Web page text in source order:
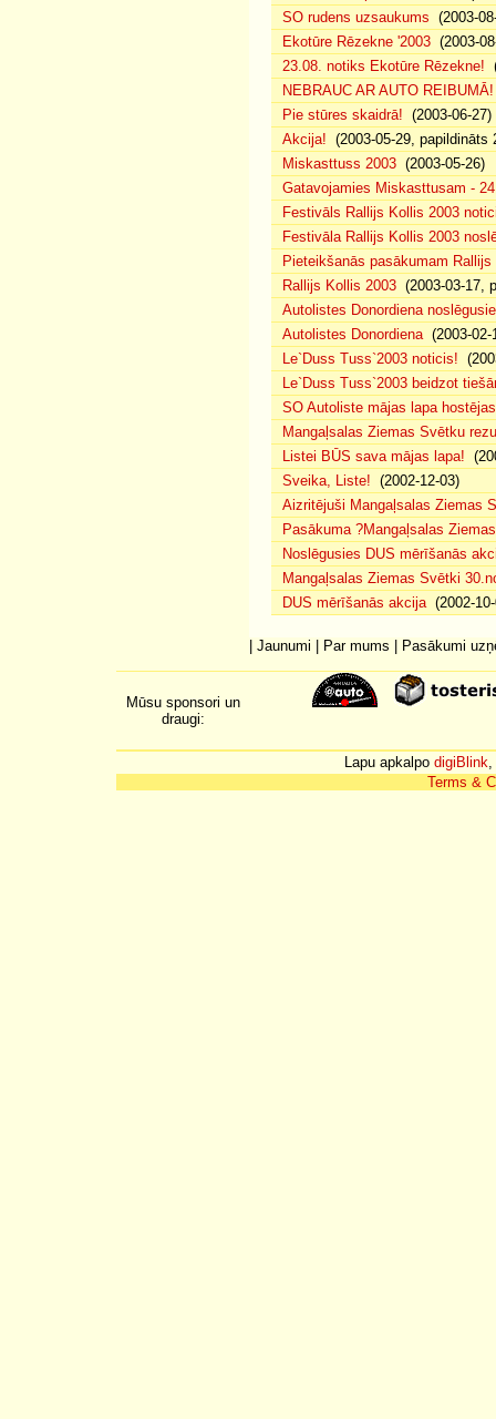
SO rudens uzsaukums (2003-
Ekotūre Rēzekne '2003 (2003-
23.08. notiks Ekotūre Rēzekne!
NEBRAUC AR AUTO REIBUMĀ!
Pie stūres skaidrā! (2003-06-27)
Akcija! (2003-05-29, papildināts
Miskasttuss 2003 (2003-05-26)
Gatavojamies Miskasttusam -
Festivāls Rallijs Kollis 2003
Festivāla Rallijs Kollis 2003
Pieteikšanās pasākumam
Rallijs Kollis 2003 (2003-03-17,
Autolistes Donordiena
Autolistes Donordiena(2003-02-
Le`Duss Tuss`2003 noticis!
Le`Duss Tuss`2003 beidzot
SO Autoliste mājas lapa
Mangaļsalas Ziemas Svētku
Listei BŪS sava mājas lapa!
Sveika, Liste! (2002-12-03)
Aizritējuši Mangaļsalas Ziemas
Pasākuma ?Mangaļsalas
Noslēgusies DUS mērīšanās
Mangaļsalas Ziemas Svētki
DUS mērīšanās akcija(2002-10-
Jaunumi Par mums Pasākumi
Mūsu sponsori un
draugi:
Lapu apkalpo digiBlink,
Terms &